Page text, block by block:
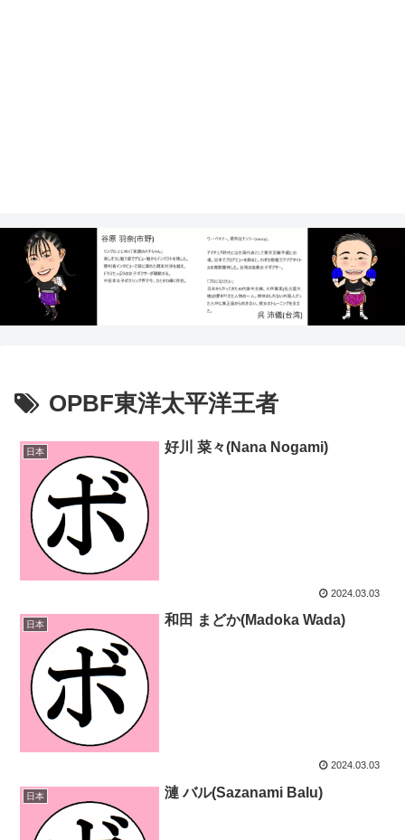
OPBF東洋太平洋王者
日本 好川 菜々(Nana Nogami)
2024.03.03
日本 和田 まどか(Madoka Wada)
2024.03.03
日本 漣 バル(Sazanami Balu)